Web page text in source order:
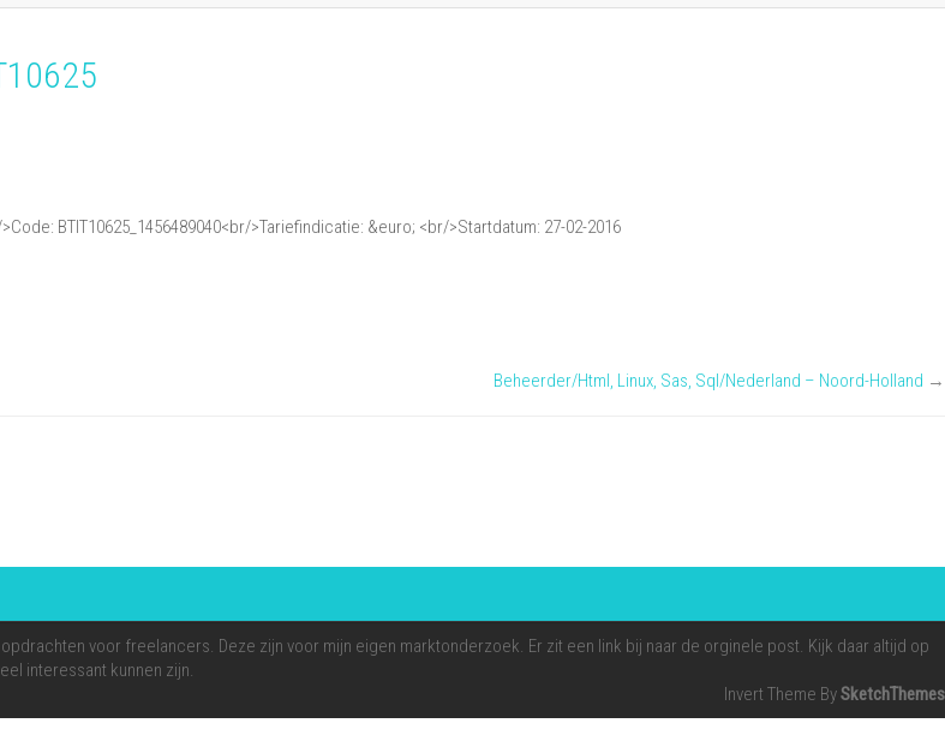
BTIT10625_1456489040<br/>Tariefindicatie: &euro; <br/>Startdatum: 27-02-2016
Beheerder/Html, Linux, Sas, Sql/Nederland – Noord-Holland →
voor freelancers. Deze zijn voor mijn eigen marktonderzoek. Er zit een link bij naar de orginele post. Kijk daar altijd op
interessant kunnen zijn.
Invert Theme BySketchThemes